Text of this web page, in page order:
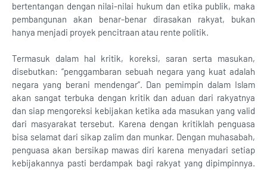
bertentangan dengan nilai-nilai hukum dan etika publik, maka
pembangunan akan benar-benar dirasakan rakyat, bukan
hanya menjadi proyek pencitraan atau rente politik.
Termasuk dalam hal kritik, koreksi, saran serta masukan,
disebutkan: “penggambaran sebuah negara yang kuat adalah
negara yang berani mendengar”. Dan pemimpin dalam Islam
akan sangat terbuka dengan kritik dan aduan dari rakyatnya
dan siap mengoreksi kebijakan ketika ada masukan yang valid
dari masyarakat tersebut. Karena dengan kritiklah penguasa
bisa selamat dari sikap zalim dan munkar. Dengan muhasabah,
penguasa akan bersikap mawas diri karena menyadari setiap
kebijakannya pasti berdampak bagi rakyat yang dipimpinnya.